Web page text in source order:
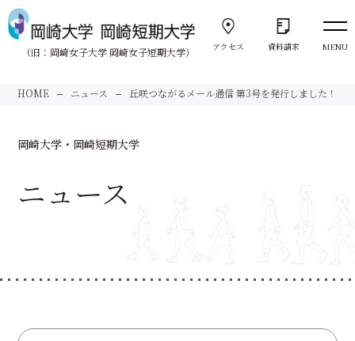
（旧：岡崎女子大学 岡崎女子短期大学） アクセス 資料請求 MENU
向きあう。
大学紹介
岡崎短期大学
HOME ニュース 丘咲つながるメール通信 第3号を発行しました！
岡崎大学・岡崎短期大学
ニュース